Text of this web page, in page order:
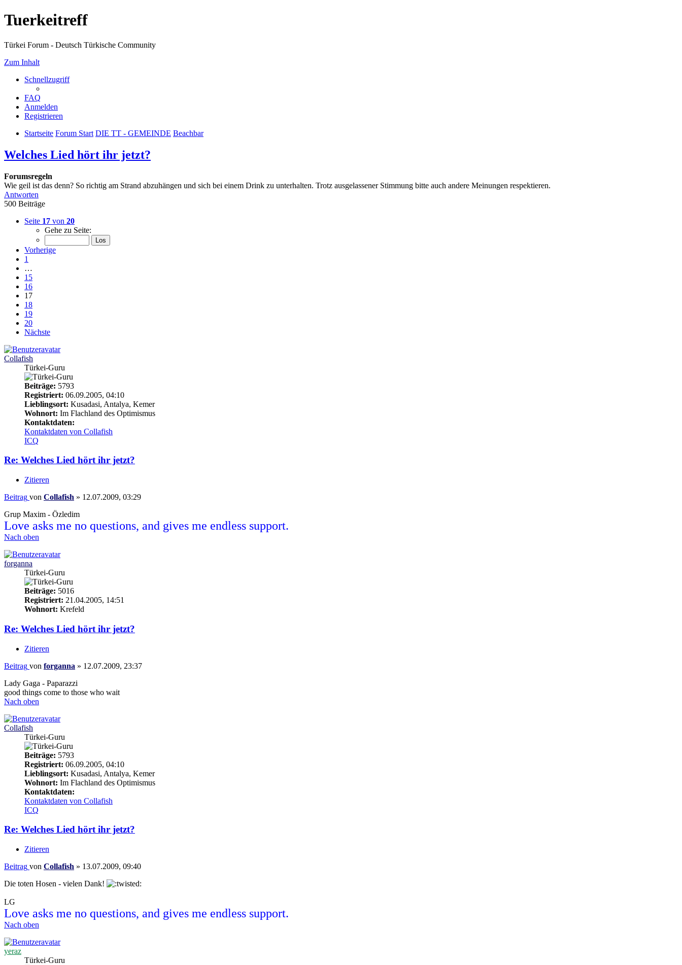
Tuerkeitreff
Türkei Forum - Deutsch Türkische Community
Zum Inhalt
Schnellzugriff
FAQ
Anmelden
Registrieren
Startseite Forum Start DIE TT - GEMEINDE Beachbar
Welches Lied hört ihr jetzt?
Forumsregeln
Wie geil ist das denn? So richtig am Strand abzuhängen und sich bei einem Drink zu unterhalten. Trotz ausgelassener Stimmung bitte auch andere Meinungen respektieren.
Antworten
500 Beiträge
Seite 17 von 20
Gehe zu Seite:
Vorherige
1
…
15
16
17
18
19
20
Nächste
Collafish
Türkei-Guru
Beiträge: 5793
Registriert: 06.09.2005, 04:10
Lieblingsort: Kusadasi, Antalya, Kemer
Wohnort: Im Flachland des Optimismus
Kontaktdaten:
Kontaktdaten von Collafish
ICQ
Re: Welches Lied hört ihr jetzt?
Zitieren
Beitrag von Collafish » 12.07.2009, 03:29
Grup Maxim - Özledim
Love asks me no questions, and gives me endless support.
Nach oben
forganna
Türkei-Guru
Beiträge: 5016
Registriert: 21.04.2005, 14:51
Wohnort: Krefeld
Re: Welches Lied hört ihr jetzt?
Zitieren
Beitrag von forganna » 12.07.2009, 23:37
Lady Gaga - Paparazzi
good things come to those who wait
Nach oben
Collafish
Türkei-Guru
Beiträge: 5793
Registriert: 06.09.2005, 04:10
Lieblingsort: Kusadasi, Antalya, Kemer
Wohnort: Im Flachland des Optimismus
Kontaktdaten:
Kontaktdaten von Collafish
ICQ
Re: Welches Lied hört ihr jetzt?
Zitieren
Beitrag von Collafish » 13.07.2009, 09:40
Die toten Hosen - vielen Dank!
LG
Love asks me no questions, and gives me endless support.
Nach oben
yeraz
Türkei-Guru